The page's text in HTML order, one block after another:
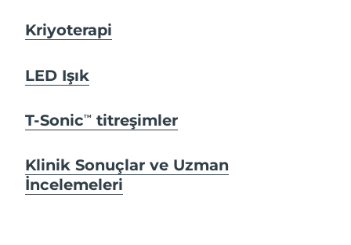
Kriyoterapi
LED Işık
T-SonicTM titreşimler
Klinik Sonuçlar ve Uzman
İncelemeleri